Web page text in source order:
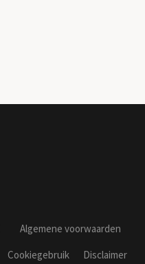
Algemene voorwaarden
Cookiegebruik Disclaimer